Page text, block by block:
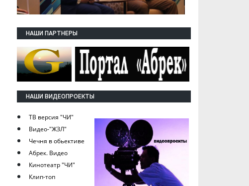
НАШИ ПАРТНЕРЫ
НАШИ ВИДЕОПРОЕКТЫ
ТВ версия "ЧИ"
Видео-"ЖЗЛ"
Чечня в обьективе
Абрек. Видео
Кинотеатр "ЧИ"
Клип-топ